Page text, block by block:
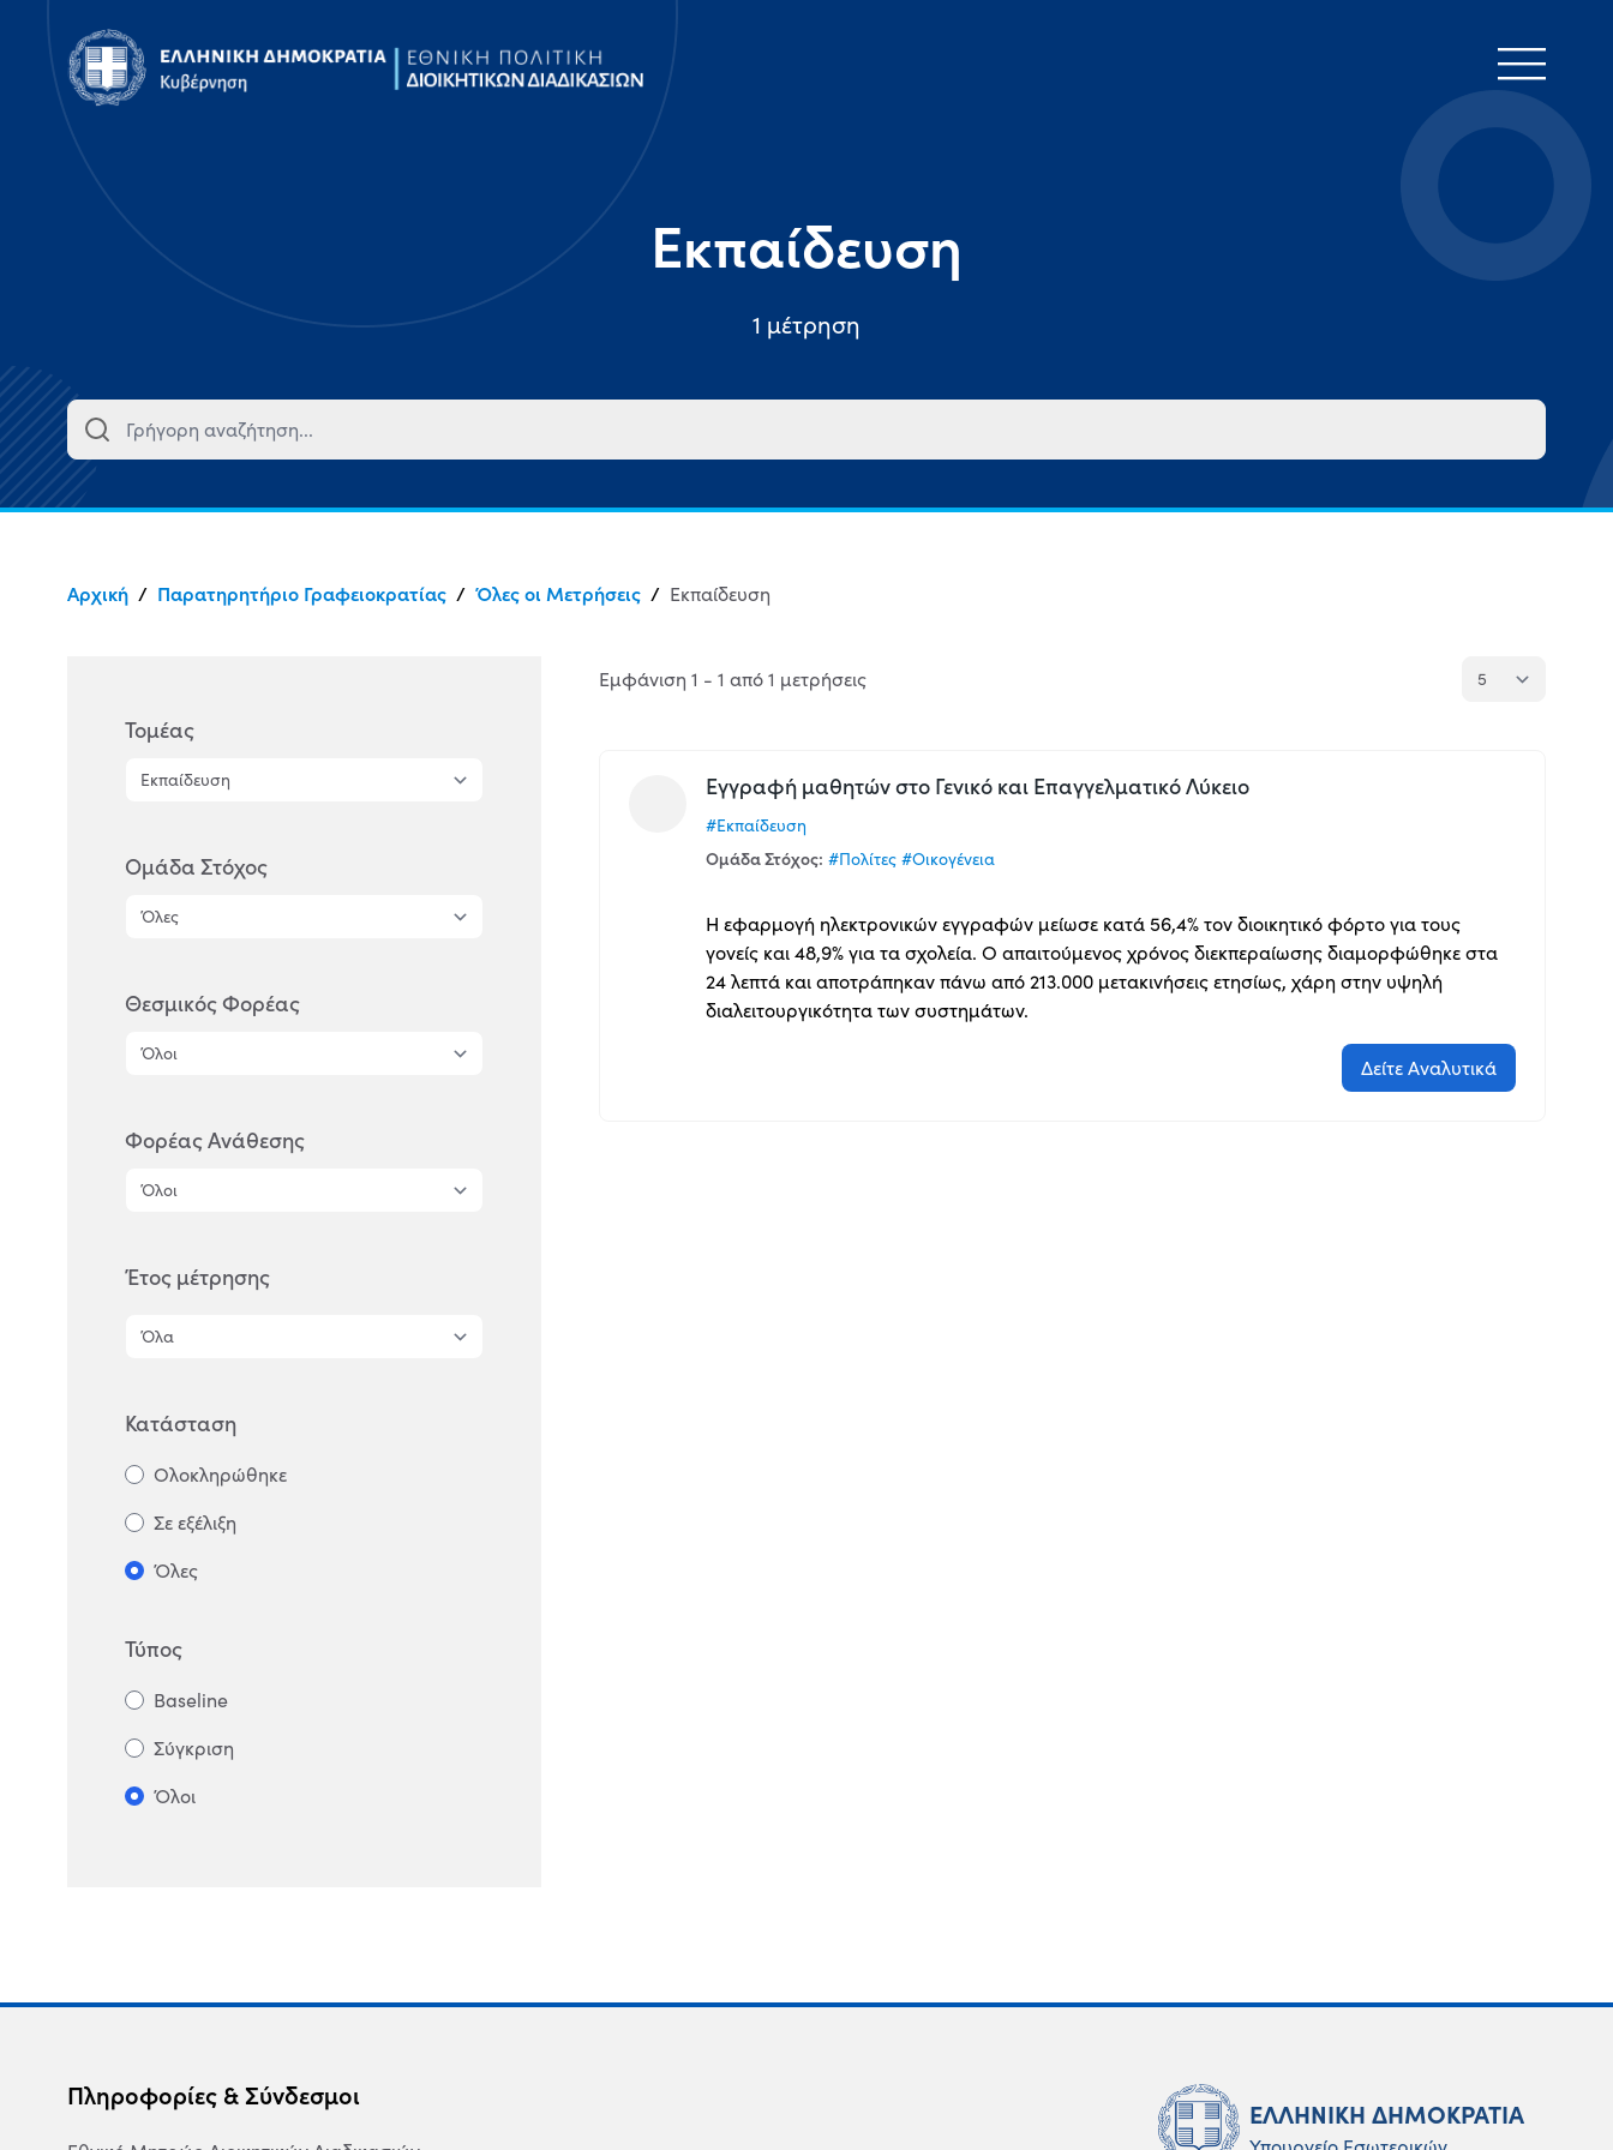
Εκπαίδευση
1 μέτρηση
Αρχική / Παρατηρητήριο Γραφειοκρατίας / Όλες οι Μετρήσεις / Εκπαίδευση
Τομέας
Ομάδα Στόχος
Θεσμικός Φορέας
Φορέας Ανάθεσης
Έτος μέτρησης
Κατάσταση
Ολοκληρώθηκε
Σε εξέλιξη
Όλες
Τύπος
Baseline
Σύγκριση
Όλοι
Εμφάνιση 1 - 1 από 1 μετρήσεις
Εγγραφή μαθητών στο Γενικό και Επαγγελματικό Λύκειο
#Εκπαίδευση
Ομάδα Στόχος: #Πολίτες #Οικογένεια
Η εφαρμογή ηλεκτρονικών εγγραφών μείωσε κατά 56,4% τον διοικητικό φόρτο για τους
γονείς και 48,9% για τα σχολεία. Ο απαιτούμενος χρόνος διεκπεραίωσης διαμορφώθηκε στα
24 λεπτά και αποτράπηκαν πάνω από 213.000 μετακινήσεις ετησίως, χάρη στην υψηλή
διαλειτουργικότητα των συστημάτων.
Δείτε Αναλυτικά
Πληροφορίες & Σύνδεσμοι
ΕΛΛΗΝΙΚΗ ΔΗΜΟΚΡΑΤΙΑ